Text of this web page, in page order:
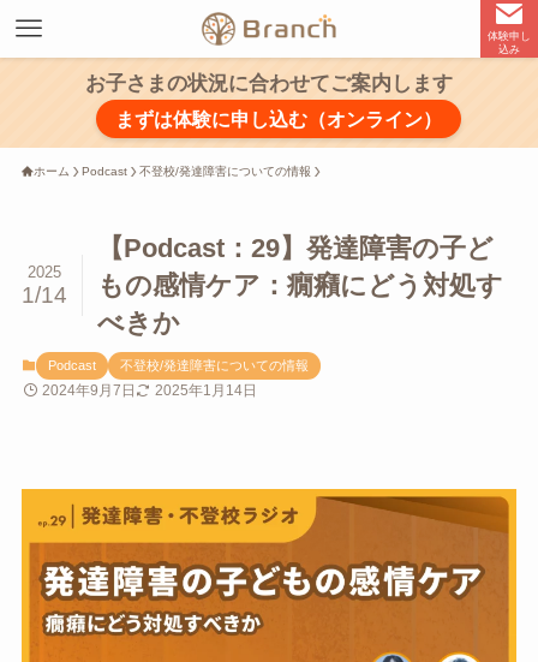
体験申し
込み
お子さまの状況に合わせてご案内します
まずは体験に申し込む（オンライン）
ホーム Podcast 不登校/発達障害についての情報
【Podcast：29】発達障害の子ど
もの感情ケア：癇癪にどう対処す
べきか
2025
1/14
Podcast 不登校/発達障害についての情報
2024年9月7日 2025年1月14日